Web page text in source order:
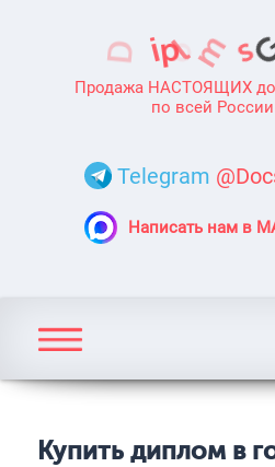
Продажа НАСТОЯЩИХ
по всей России
Telegram
Написать нам в
Купить диплом в